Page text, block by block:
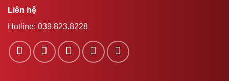
Liên hệ
Hotline: 039.823.8228